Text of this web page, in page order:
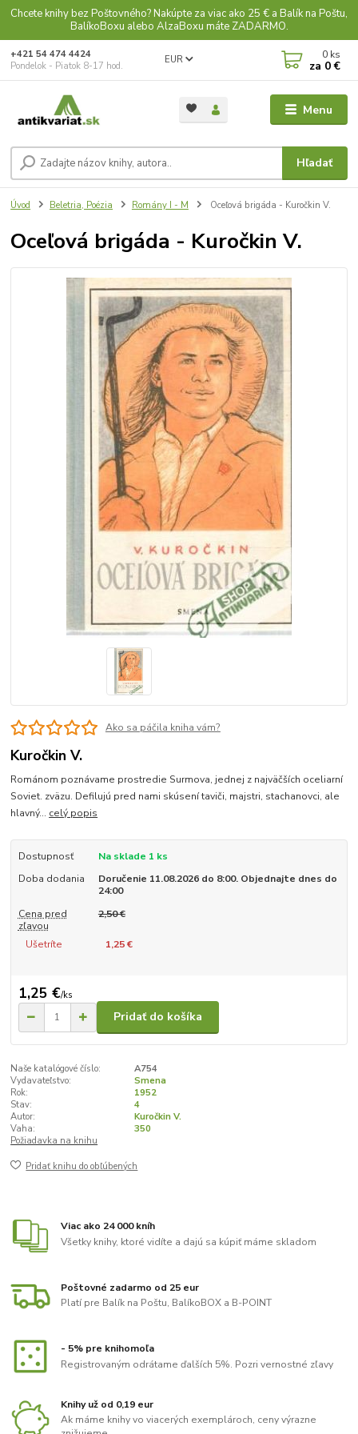
Chcete knihy bez Poštovného? Nakúpte za viac ako 25 € a Balík na Poštu,
BalíkoBoxu alebo AlzaBoxu máte ZADARMO.
Menu
EUR
Hľadať
+421 54 474 4424
Pondelok - Piatok 8-17 hod.
0 ks
za 0 €
Úvod Beletria, Poézia Romány I - M Oceľová brigáda - Kuročkin V.
Oceľová brigáda - Kuročkin V.
Ako sa páčila kniha vám?
Kuročkin V.
Románom poznávame prostredie Surmova, jednej z najväčších oceliarní
Soviet. zväzu. Defilujú pred nami skúsení taviči, majstri, stachanovci, ale
hlavný... celý popis
Dostupnosť
Na sklade 1 ks
Doba dodania
Doručenie 11.08.2026 do 8:00. Objednajte dnes do
24:00
Cena pred
zľavou
2,50 €
Ušetríte 1,25 €
1,25 €/ks
Pridať do košíka
Naše katalógové číslo:
A754
Vydavateľstvo:
Smena
Rok:
1952
Stav:
4
Autor:
Kuročkin V.
Vaha:
350
Požiadavka na knihu
Pridať knihu do obľúbených
Viac ako 24 000 kníh
Všetky knihy, ktoré vidíte a dajú sa kúpiť máme skladom
Poštovné zadarmo od 25 eur
Platí pre Balík na Poštu, BalíkoBOX a B-POINT
- 5% pre knihomoľa
Registrovaným odrátame ďalších 5%. Pozri vernostné zľavy
Knihy už od 0,19 eur
Ak máme knihy vo viacerých exemplároch, ceny výrazne